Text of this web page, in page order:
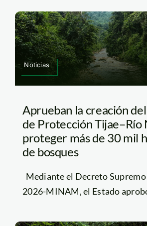
Noticias
Aprueban la creación
de Protección Tijae–Río
proteger más de 30 mil
de bosques
Mediante el Decreto Supremo
2026-MINAM, el Estado